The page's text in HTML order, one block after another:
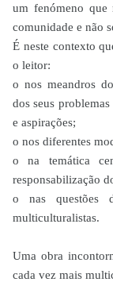
um fenómeno que
comunidade e não
É neste contexto
o leitor:
o nos meandros
dos seus
e aspirações;
o nos diferentes
o na temática
responsabilização
o nas questões
multiculturalistas.
Uma obra
cada vez mais